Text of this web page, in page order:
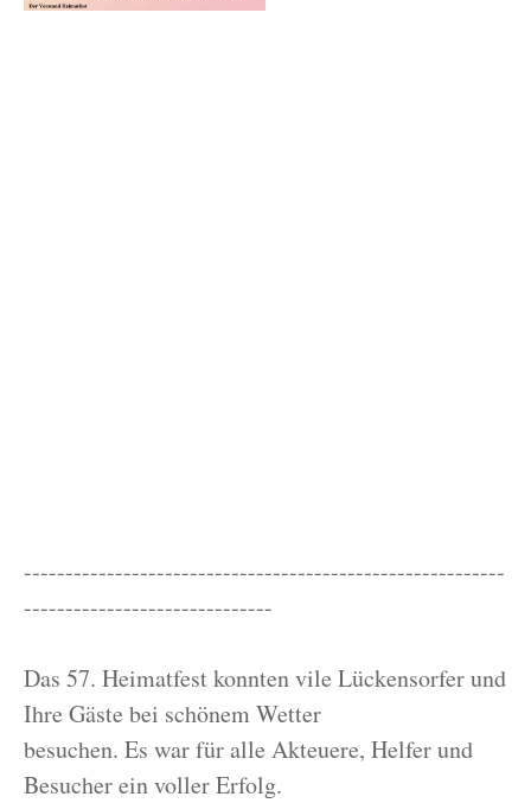
----------------------------------------------------------
------------------------------
Das 57. Heimatfest konnten vile Lückensorfer und
Ihre Gäste bei schönem Wetter
besuchen. Es war für alle Akteuere, Helfer und
Besucher ein voller Erfolg.